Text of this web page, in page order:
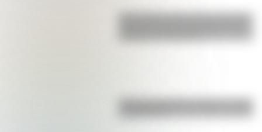
San Clemente del Tuyú: conocé la
visitadas de Argentina
Bandera de Bolivia: historia, origen